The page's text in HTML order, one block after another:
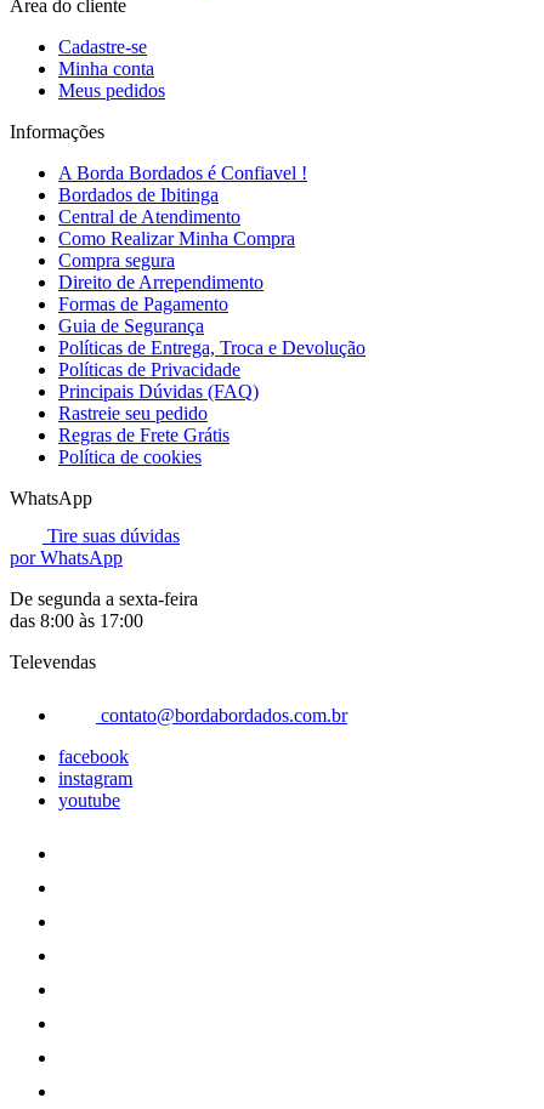
Área do cliente
Cadastre-se
Minha conta
Meus pedidos
Informações
A Borda Bordados é Confiavel !
Bordados de Ibitinga
Central de Atendimento
Como Realizar Minha Compra
Compra segura
Direito de Arrependimento
Formas de Pagamento
Guia de Segurança
Políticas de Entrega, Troca e Devolução
Políticas de Privacidade
Principais Dúvidas (FAQ)
Rastreie seu pedido
Regras de Frete Grátis
Política de cookies
WhatsApp
Tire suas dúvidas
por WhatsApp
De segunda a sexta-feira
das 8:00 às 17:00
Televendas
contato@bordabordados.com.br
facebook
instagram
youtube